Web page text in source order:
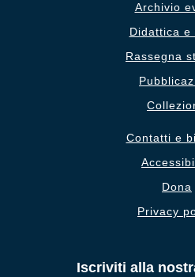
Archivio
Didattica e
Rassegna
Contatti e
Dona
Privacy
Iscriviti alla